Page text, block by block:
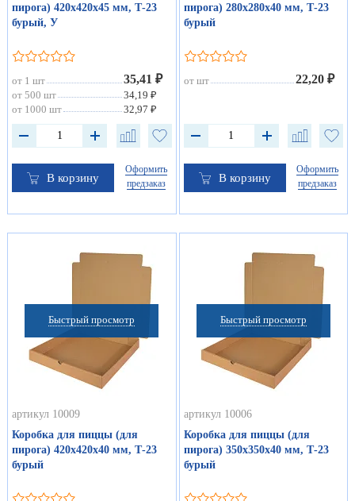
пирога) 420х420х45 мм, Т-23
бурый, У
от 1 шт 35,41 ₽
от 500 шт
34,19 ₽
от 1000 шт
32,97 ₽
В корзину
Оформить
предзаказ
пирога) 280х280х40 мм, Т-23
бурый
от шт 22,20 ₽
В корзину
Оформить
предзаказ
Быстрый просмотр
артикул 10009
Коробка для пиццы (для
пирога) 420х420х40 мм, Т-23
бурый
Быстрый просмотр
артикул 10006
Коробка для пиццы (для
пирога) 350х350х40 мм, Т-23
бурый